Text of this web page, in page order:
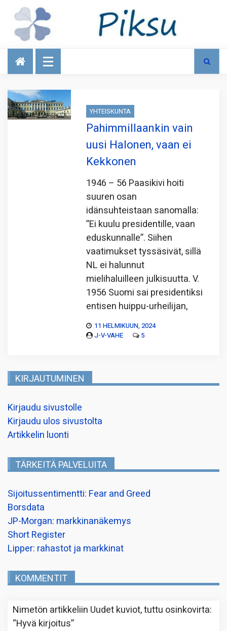
Talous
YHTEISKUNTA
Pahimmillaankin vain
uusi Halonen, vaan ei
Kekkonen
1946 – 56 Paasikivi hoiti
suuren osan
idänsuhteistaan sanomalla:
”Ei kuulu presidentille, vaan
eduskunnalle”. Siihen
vaatimukset tyssäsivät, sillä
NL ei halunnut
mielihaluilleen julkisuutta. V.
1956 Suomi sai presidentiksi
entisen huippu-urheilijan,
11 HELMIKUUN, 2024
J-V-VAHE
5
KIRJAUTUMINEN
Kirjaudu sivustolle
Kirjaudu ulos sivustolta
Artikkelin luonti
TÄRKEITÄ PALVELUITA
Sijoitussentimentti: Fear and Greed
Borsdata
JP-Morgan: markkinanäkemys
Short Register
Lipper: rahastot ja markkinat
KOMMENTIT
Nimetön artikkeliin Uudet kuviot, tuttu osinkovirta:
“Hyvä kirjoitus”